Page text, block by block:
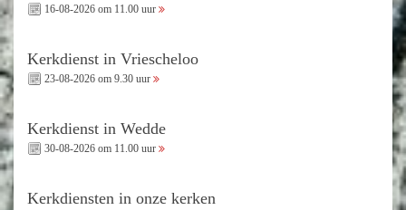
16-08-2026 om 11.00 uur
Kerkdienst in Vriescheloo
23-08-2026 om 9.30 uur
Kerkdienst in Wedde
30-08-2026 om 11.00 uur
Kerkdiensten in onze kerken